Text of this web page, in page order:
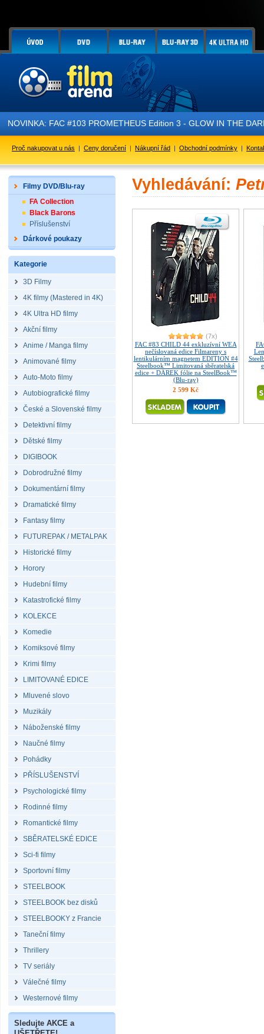
NOVINKA: FAC #103 PROMETHEUS Edition 3 - GLOW IN THE
Proč nakupovat u nás | Ceny doručení | Nákupní řád | Obchodní podmínky |
Filmy DVD/Blu-ray
FA Collection
Black Barons
Příslušenství
Dárkové poukazy
Kategorie
3D Filmy
4K filmy (Mastered in 4K)
4K Ultra HD filmy
Akční filmy
Anime / Manga filmy
Animované filmy
Auto-Moto filmy
Autobiografické filmy
České a Slovenské filmy
Detektivní filmy
Dětské filmy
DIGIBOOK
Dobrodružné filmy
Dokumentární filmy
Dramatické filmy
Fantasy filmy
FUTUREPAK / METALPAK
Historické filmy
Horory
Hudební filmy
Katastrofické filmy
KOLEKCE
Komedie
Komiksové filmy
Krimi filmy
LIMITOVANÉ EDICE
Mluvené slovo
Muzikály
Náboženské filmy
Naučné filmy
Pohádky
PŘÍSLUŠENSTVÍ
Psychologické filmy
Rodinné filmy
Romantické filmy
SBĚRATELSKÉ EDICE
Sci-fi filmy
Sportovní filmy
STEELBOOK
STEELBOOK bez disků
STEELBOOKY z Francie
Taneční filmy
Thrillery
TV seriály
Válečné filmy
Westernové filmy
Sledujte AKCE a
Vyhledávání:
(7x)
FAC #83 CHILD 44 exkluzívní WEA
nečíslovaná edice Filmareny s
lentikulárním magnetem EDITION #4
Steelbook™ Limitovaná sběratelská
edice + DÁREK fólie na SteelBook™
(Blu-ray)
2 599 Kč